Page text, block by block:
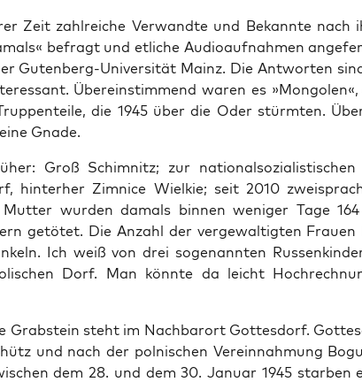
Zeit zahl­rei­che Ver­wand­te und Bekann­te nach
befragt und etli­che Audio­auf­nah­men
Guten­berg-Uni­ver­si­tät Mainz. Die Ant­wor­ten
Über­ein­stim­mend waren es »Mon­go­len«,
die 1945 über die Oder stürm­ten.
Gnade.
Groß Schim­nitz; zur natio­nal­so­zia­lis­ti­schen
hin­ter­her Zim­nice Wiel­kie; seit 2010
wur­den damals bin­nen weni­ger Tage
getö­tet. Die Anzahl der ver­ge­wal­tig­ten Frau­en
Ich weiß von drei soge­nann­ten
Dorf. Man könn­te da leicht
Grab­stein steht im Nach­bar­ort Got­tes­dorf.
und nach der pol­ni­schen Ver­ein­nah­mung
dem 28. und dem 30. Janu­ar 1945 star­ben